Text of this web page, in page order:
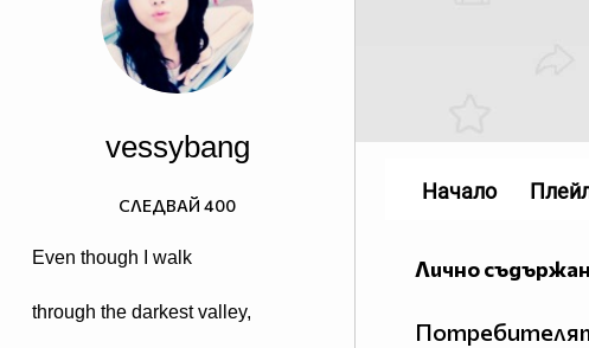
vessybang
Even though I walk
through the darkest valley,
СЛЕДВАЙ 400
Лично
Начало